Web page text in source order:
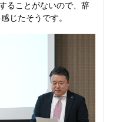
ることがないので、辞
じたそうです。